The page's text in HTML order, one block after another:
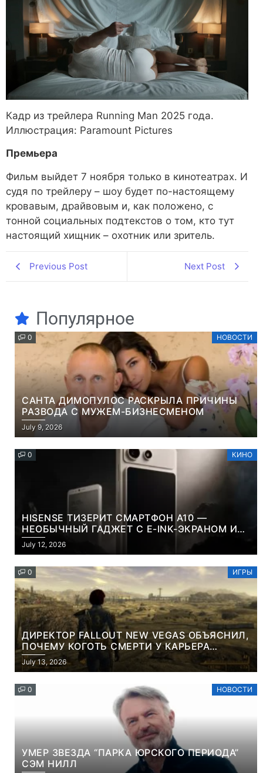
Кадр из трейлера Running Man 2025 года.
Иллюстрация: Paramount Pictures
Премьера
Фильм выйдет 7 ноября только в кинотеатрах. И
судя по трейлеру – шоу будет по-настоящему
кровавым, драйвовым и, как положено, с
тонной социальных подтекстов о том, кто тут
настоящий хищник – охотник или зритель.
Previous Post Next Post
Популярное
0 НОВОСТИ
САНТА ДИМОПУЛОС РАСКРЫЛА ПРИЧИНЫ
РАЗВОДА С МУЖЕМ-БИЗНЕСМЕНОМ
July 9, 2026
0 КИНО
HISENSE ТИЗЕРИТ СМАРТФОН A10 —
НЕОБЫЧНЫЙ ГАДЖЕТ С E-INK-ЭКРАНОМ И
СЪЕМНОЙ LCD-ПАНЕЛЬЮ ДЛЯ ЦВЕТНОГО
КОНТЕНТА И СОЦСЕТЕЙ
July 12, 2026
0 ИГРЫ
ДИРЕКТОР FALLOUT NEW VEGAS ОБЪЯСНИЛ,
ПОЧЕМУ КОГОТЬ СМЕРТИ У КАРЬЕРА
НАМЕРЕННО СНОСИТ ВАМ ГОЛОВУ
July 13, 2026
0 НОВОСТИ
УМЕР ЗВЕЗДА “ПАРКА ЮРСКОГО ПЕРИОДА”
СЭМ НИЛЛ